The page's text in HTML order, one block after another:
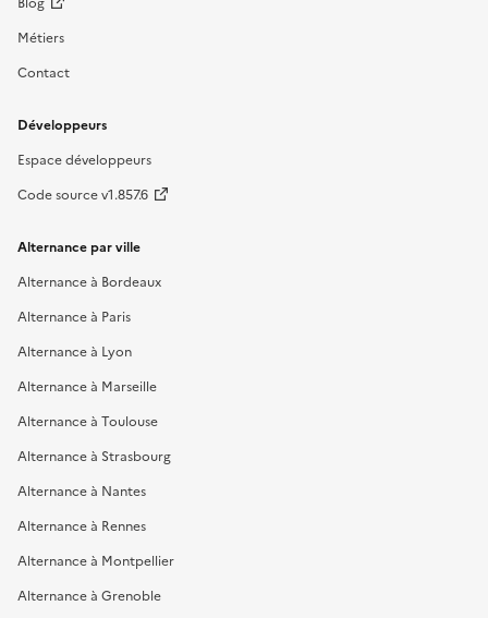
Métiers
Contact
Développeurs
Espace développeurs
Code source v1.857.6
Alternance par ville
Alternance à Bordeaux
Alternance à Paris
Alternance à Lyon
Alternance à Marseille
Alternance à Toulouse
Alternance à Strasbourg
Alternance à Nantes
Alternance à Rennes
Alternance à Montpellier
Alternance à Grenoble